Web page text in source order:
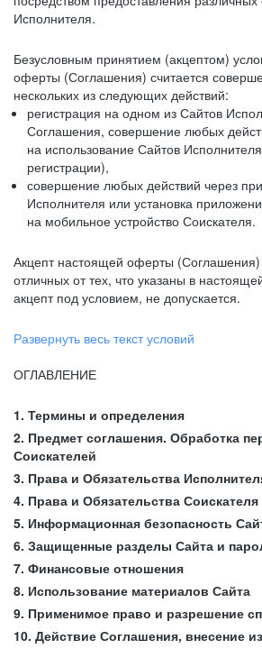
Исполнителя.
Безусловным принятием (акцептом)
оферты (Соглашения) считается
нескольких из следующих действий:
регистрация на одном из Сайтов
Соглашения, совершение любых
на использование Сайтов
регистрации),
совершение любых действий через
Исполнителя или установка
на мобильное устройство Соискателя.
Акцепт настоящей оферты
отличных от тех, что указаны в
акцепт под условием, не допускается.
Развернуть весь текст условий
ОГЛАВЛЕНИЕ
1. Термины и определения
2. Предмет соглашения. Обработка
Соискателей
3. Права и Обязательства
4. Права и Обязательства Соискателя
5. Информационная безопасность
6. Защищенные разделы Сайта и
7. Финансовые отношения
8. Использование материалов Сайта
9. Применимое право и разрешение
10. Действие Соглашения, внесение